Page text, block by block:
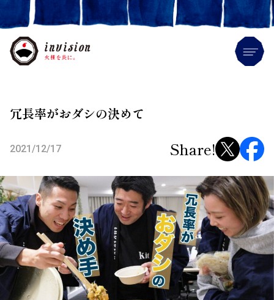
冗長率がおダシの決めて
2021/12/17 Share!